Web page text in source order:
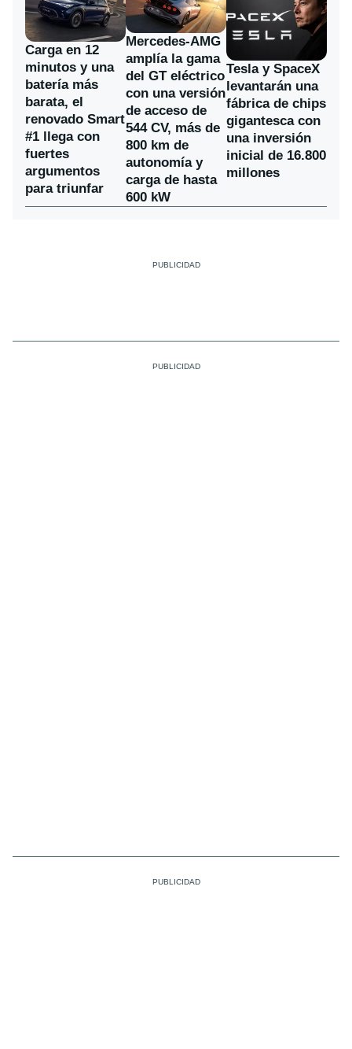
Carga en 12
minutos y una
batería más
barata, el
renovado Smart
#1 llega con
fuertes
argumentos
para triunfar
Mercedes-AMG
amplía la gama
del GT eléctrico
con una versión
de acceso de
544 CV, más de
800 km de
autonomía y
carga de hasta
600 kW
Tesla y SpaceX
levantarán una
fábrica de chips
gigantesca con
una inversión
inicial de 16.800
millones